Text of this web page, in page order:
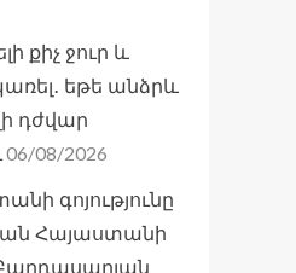
քիչ ջուր և
եթե անձրև
դժվար
06/08/2026
գոյությունը
Հայաստանի
Բաղդասարյան